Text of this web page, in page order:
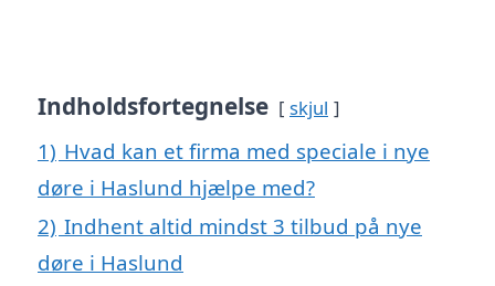
Indholdsfortegnelse skjul
1) Hvad kan et firma med speciale i nye
døre i Haslund hjælpe med?
2) Indhent altid mindst 3 tilbud på nye
døre i Haslund